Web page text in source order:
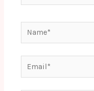
Name*
Email*